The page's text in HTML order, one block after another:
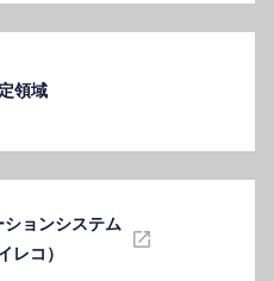
領域
ョンシステム
レコ）